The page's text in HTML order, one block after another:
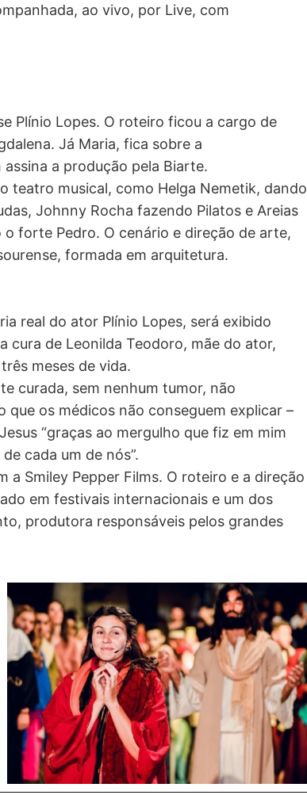
ao vivo, por Live, com
Plínio Lopes. O roteiro ficou a cargo de
Já Maria, fica sobre a
a produção pela Biarte.
teatro musical, como Helga Nemetik, dando
Johnny Rocha fazendo Pilatos e Areias
forte Pedro. O cenário e direção de arte,
formada em arquitetura.
real do ator Plínio Lopes, será exibido
cura de Leonilda Teodoro, mãe do ator,
meses de vida.
curada, sem nenhum tumor, não
os médicos não conseguem explicar –
“graças ao mergulho que fiz em mim
cada um de nós”.
a Smiley Pepper Films. O roteiro e a direção
em festivais internacionais e um dos
produtora responsáveis pelos grandes